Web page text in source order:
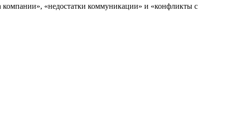
компании», «недостатки коммуникации» и «конфликты с